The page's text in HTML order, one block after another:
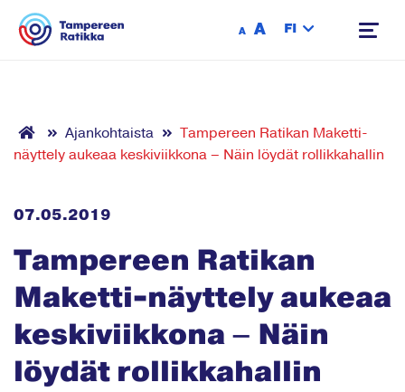
A A FI
Ajankohtaista
Tampereen Ratikan Maketti-
näyttely aukeaa keskiviikkona – Näin löydät rollikkahallin
07.05.2019
Tampereen Ratikan
Maketti-näyttely aukeaa
keskiviikkona – Näin
löydät rollikkahallin